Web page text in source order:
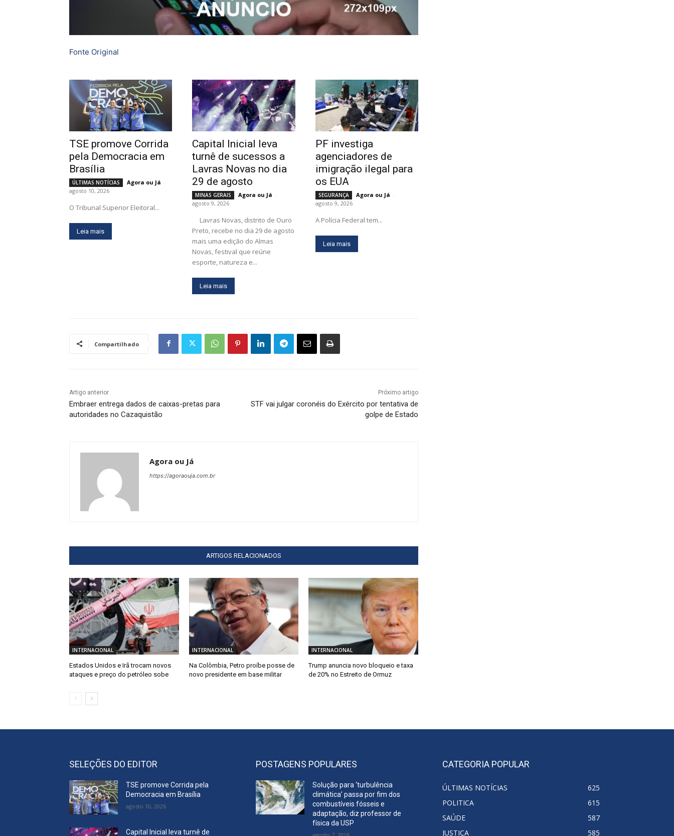
Fonte Original
TSE promove Corrida
pela Democracia em
Brasília
ÚLTIMAS NOTÍCIAS Agora ou Já -
agosto 10, 2026
O Tribunal Superior Eleitoral...
Leia mais
Capital Inicial leva
turnê de sucessos a
Lavras Novas no dia
29 de agosto
MINAS GERAIS Agora ou Já -
agosto 9, 2026
Preto, recebe no dia 29 de agosto
mais uma edição do Almas
Novas, festival que reúne
esporte, natureza e...
Leia mais
PF investiga
agenciadores de
imigração ilegal para
os EUA
SEGURANÇA Agora ou Já -
agosto 9, 2026
A Polícia Federal tem...
Leia mais
Compartilhado
Artigo anterior
Embraer entrega dados de caixas-pretas para
autoridades no Cazaquistão
Próximo artigo
STF vai julgar coronéis do Exército por tentativa de
golpe de Estado
Agora ou Já
https://agoraouja.com.br
ARTIGOS RELACIONADOS
INTERNACIONAL
Estados Unidos e Irã trocam novos
ataques e preço do petróleo sobe
INTERNACIONAL
Na Colômbia, Petro proíbe posse de
novo presidente em base militar
INTERNACIONAL
Trump anuncia novo bloqueio e taxa
de 20% no Estreito de Ormuz
SELEÇÕES DO EDITOR
TSE promove Corrida pela
Democracia em Brasília
agosto 10, 2026
Capital Inicial leva turnê de
POSTAGENS POPULARES
Solução para ‘turbulência
climática’ passa por fim dos
combustíveis fósseis e
adaptação, diz professor de
física da USP
CATEGORIA POPULAR
ÚLTIMAS NOTÍCIAS
625
POLITICA
615
SAÚDE
587
JUSTIÇA
585